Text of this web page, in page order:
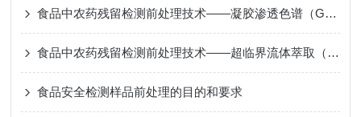
食品中农药残留检测前处理技术——凝胶渗透色谱（GPC）
食品中农药残留检测前处理技术——超临界流体萃取（SFE）
食品安全检测样品前处理的目的和要求